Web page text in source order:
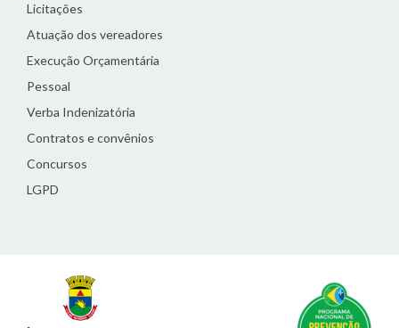
Licitações
Atuação dos vereadores
Execução Orçamentária
Pessoal
Verba Indenizatória
Contratos e convênios
Concursos
LGPD